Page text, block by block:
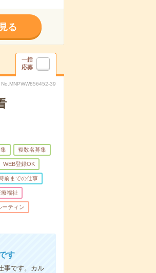
る
一括
応募
No.MNPWW856452-39
複数名募集
WEB登録OK
前までの仕事
療福祉
ーティン
す
事です。カル